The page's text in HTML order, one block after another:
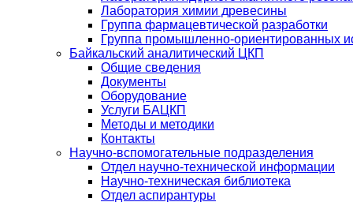
Лаборатория химии древесины
Группа фармацевтической разработки
Группа промышленно-ориентированных
Байкальский аналитический ЦКП
Общие сведения
Документы
Оборудование
Услуги БАЦКП
Методы и методики
Контакты
Научно-вспомогательные подразделения
Отдел научно-технической информации
Научно-техническая библиотека
Отдел аспирантуры